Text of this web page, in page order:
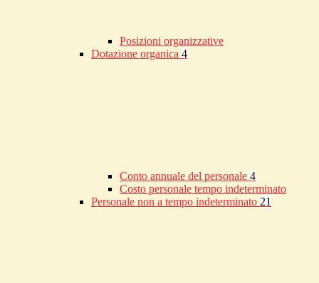
Posizioni organizzative
Dotazione organica 4
Conto annuale del personale 4
Costo personale tempo indeterminato
Personale non a tempo indeterminato 21